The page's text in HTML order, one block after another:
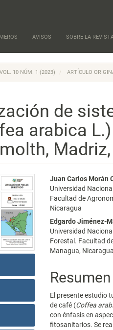
AVISOS SOBRE LA
VOL. 10 NÚM. 1 (2023) ARTÍCULO
de
arabica
principal
del
artículo
Juan Carlos Morán
Universidad
Facultad de
Nicaragua
Edgardo Jiménez-
Universidad
Forestal. Facultad
Managua, Nicaragua
Resumen
El presente estudio
de café (Coffea
con énfasis en
fitosanitarios. Se